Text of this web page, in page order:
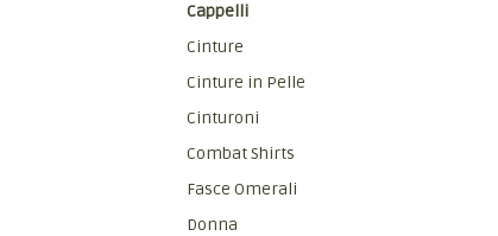
Cappelli
Cinture
Cinture in Pelle
Cinturoni
Combat Shirts
Fasce Omerali
Donna